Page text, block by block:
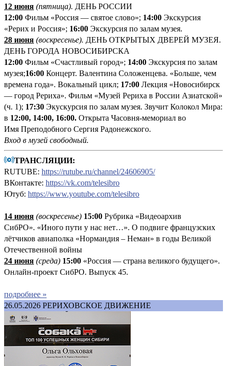
12 июня (пятница). ДЕНЬ РОССИИ
12:00 Фильм «Россия ― святое слово»; 14:00 Экскурсия
«Рерих и Россия»; 16:00 Экскурсия по залам музея.
28 июня (воскресенье). ДЕНЬ ОТКРЫТЫХ ДВЕРЕЙ МУЗЕЯ.
ДЕНЬ ГОРОДА НОВОСИБИРСКА
12:00 Фильм «Счастливый город»; 14:00 Экскурсия по залам
музея;16:00 Концерт. Валентина Соложенцева. «Больше, чем
времена года». Вокальный цикл; 17:00 Лекция «Новосибирск
— город Рериха». Фильм «Музей Рериха в России Азиатской»
(ч. 1); 17:30 Экускурсия по залам музея. Звучит Колокол Мира:
в 12:00, 14:00, 16:00. Открыта Часовня-мемориал во
Имя Преподобного Сергия Радонежского.
Вход в музей свободный.
ТРАНСЛЯЦИИ:
RUTUBE: https://rutube.ru/channel/24606905/
ВКонтакте: https://vk.com/telesibro
Ютуб: https://www.youtube.com/telesibro
14 июня (воскресенье) 15:00 Рубрика «Видеоархив
СибРО». «Иного пути у нас нет…». О подвиге французских
лётчиков авиаполка «Нормандия – Неман» в годы Великой
Отечественной войны
24 июня (среда) 15:00 «Россия — страна великого будущего».
Онлайн-проект СибРО. Выпуск 45.
подробнее »
26.05.2026 РЕРИХОВСКОЕ ДВИЖЕНИЕ